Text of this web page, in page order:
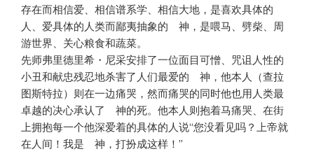
存在而相信爱、相信谱系学、相信大地，是喜欢具体的
人、爱具体的人类而鄙夷抽象的 神，是喂马、劈柴、周
游世界、关心粮食和蔬菜。
先师弗里德里希・尼采安排了一位面目可憎、咒诅人性的
小丑和献忠残忍地杀害了人们最爱的 神，他本人（查拉
图斯特拉）则在一边痛哭，然而痛哭的同时他也用人类最
卓越的决心承认了 神的死。他本人则抱着马痛哭、在街
上拥抱每一个他深爱着的具体的人说“您没看见吗？上帝就
在人间！我是 神，打扮成这样！”